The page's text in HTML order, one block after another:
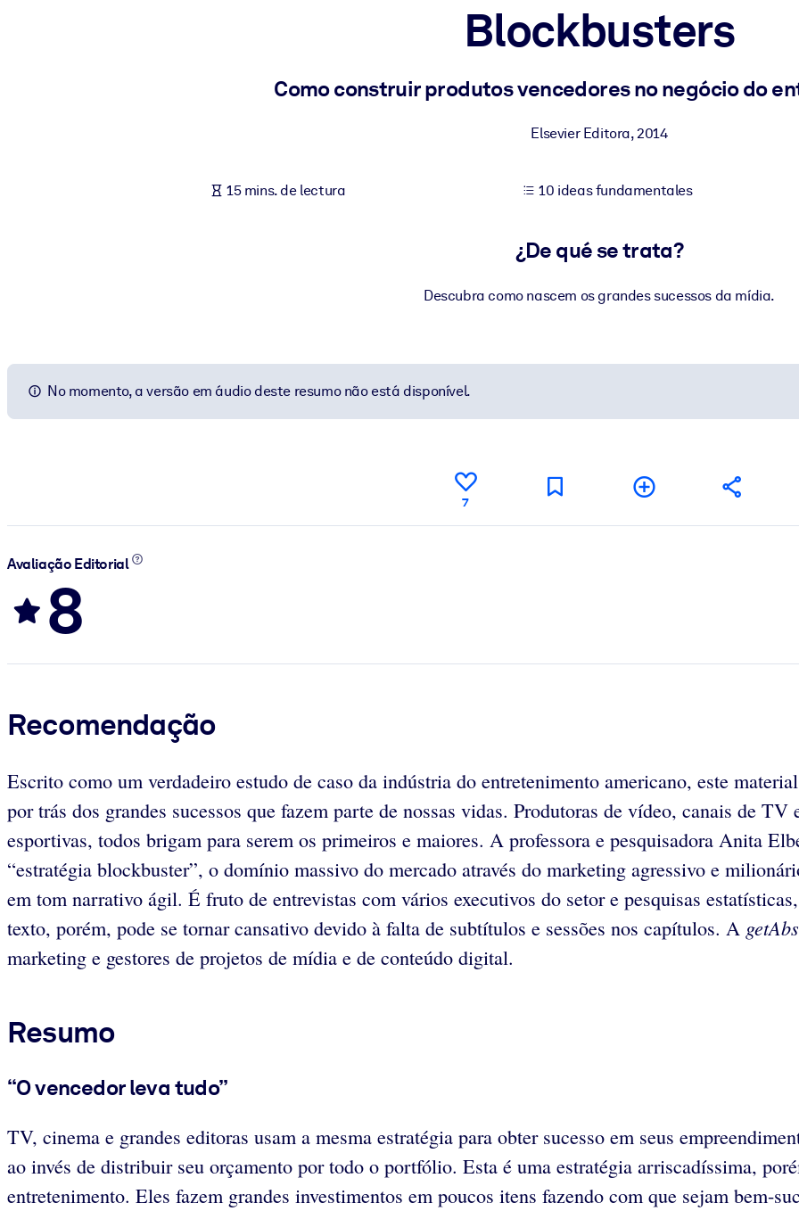
Enriquezca su biblioteca corporativa con conocimientos empresariales confiables y listos para usar.
Alimente sus sistemas de IA con conocimientos fiables y estructurados para mejorar los resultados.
Blockbusters
Como construir produtos vencedores no negócio do
Elsevier Editora,2014
15 mins. de lectura 10 ideas fundamentales
¿De qué se trata?
Descubra como nascem os grandes sucessos da mídia.
No momento, a versão em áudio deste resumo não está disponível.
7
Avaliação Editorial
8
Recomendação
Escrito como um verdadeiro estudo de caso da indústria do entretenimento americano, este
por trás dos grandes sucessos que fazem parte de nossas vidas. Produtoras de vídeo, canais de
esportivas, todos brigam para serem os primeiros e maiores. A professora e pesquisadora Anita
“estratégia blockbuster”, o domínio massivo do mercado através do marketing agressivo e
em tom narrativo ágil. É fruto de entrevistas com vários executivos do setor e pesquisas
texto, porém, pode se tornar cansativo devido à falta de subtítulos e sessões nos capítulos. A
marketing e gestores de projetos de mídia e de conteúdo digital.
Resumo
“O vencedor leva tudo”
TV, cinema e grandes editoras usam a mesma estratégia para obter sucesso em seus
ao invés de distribuir seu orçamento por todo o portfólio. Esta é uma estratégia arriscadíssima,
entretenimento. Eles fazem grandes investimentos em poucos itens fazendo com que sejam bem-